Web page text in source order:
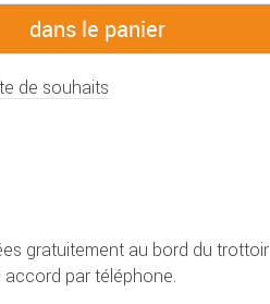
de souhaits
gratuitement au bord du trottoir
par téléphone.